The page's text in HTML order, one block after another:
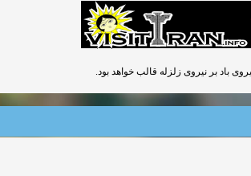
باد بر نیروی زلزله قالب خواهد بود.